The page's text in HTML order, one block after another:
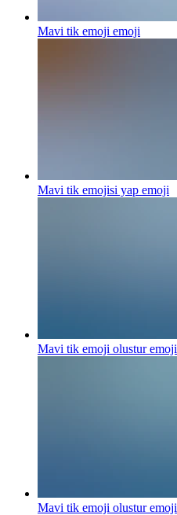
Mavi tik emoji emoji
Mavi tik emojisi yap emoji
Mavi tik emoji olusturemoji
Mavi tik emoji olusturemoji